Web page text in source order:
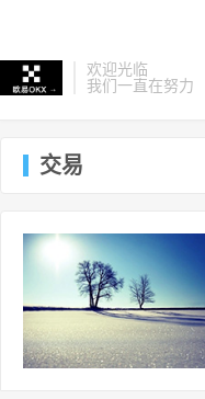
欢迎光临
我们一直在努力
交易